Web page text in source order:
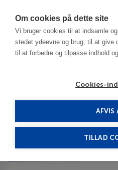
Om cookies på dette site
Vi bruger cookies til at indsamle
stedet ydeevne og brug, til at give
til at forbedre og tilpasse indhold
Cookies-
AFVIS
TILLAD
Pamporovo